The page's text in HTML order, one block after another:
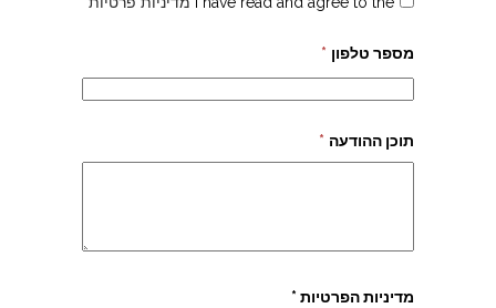
מספר טלפון *
תוכן ההודעה *
מדיניות הפרטיות *